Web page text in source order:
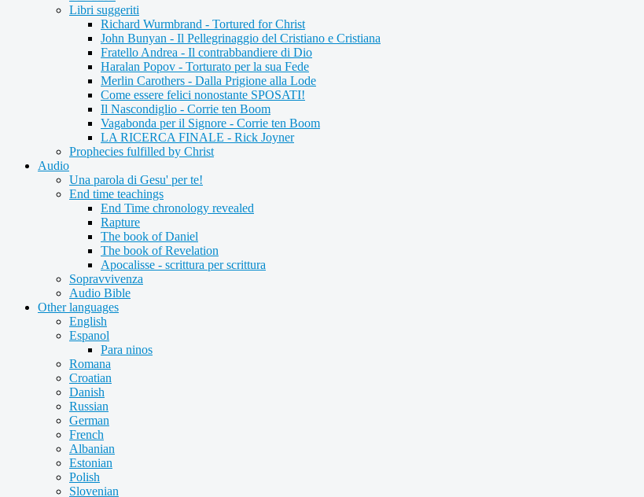
Libri suggeriti
Richard Wurmbrand - Tortured for Christ
John Bunyan - Il Pellegrinaggio del Cristiano e Cristiana
Fratello Andrea - Il contrabbandiere di Dio
Haralan Popov - Torturato per la sua Fede
Merlin Carothers - Dalla Prigione alla Lode
Come essere felici nonostante SPOSATI!
Il Nascondiglio - Corrie ten Boom
Vagabonda per il Signore - Corrie ten Boom
LA RICERCA FINALE - Rick Joyner
Prophecies fulfilled by Christ
Audio
Una parola di Gesu' per te!
End time teachings
End Time chronology revealed
Rapture
The book of Daniel
The book of Revelation
Apocalisse - scrittura per scrittura
Sopravvivenza
Audio Bible
Other languages
English
Espanol
Para ninos
Romana
Croatian
Danish
Russian
German
French
Albanian
Estonian
Polish
Slovenian